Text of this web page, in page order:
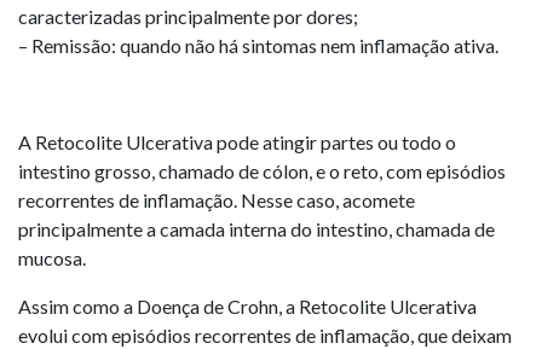
caracterizadas principalmente por dores;
– Remissão: quando não há sintomas nem inflamação ativa.
A Retocolite Ulcerativa pode atingir partes ou todo o
intestino grosso, chamado de cólon, e o reto, com episódios
recorrentes de inflamação. Nesse caso, acomete
principalmente a camada interna do intestino, chamada de
mucosa.
Assim como a Doença de Crohn, a Retocolite Ulcerativa
evolui com episódios recorrentes de inflamação, que deixam